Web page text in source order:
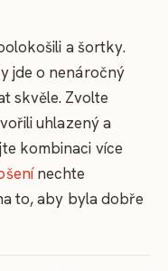
a šortky.
jde o nenáročný
skvěle. Zvolte
uhlazený a
kombinaci více
nechte
to, aby byla dobře